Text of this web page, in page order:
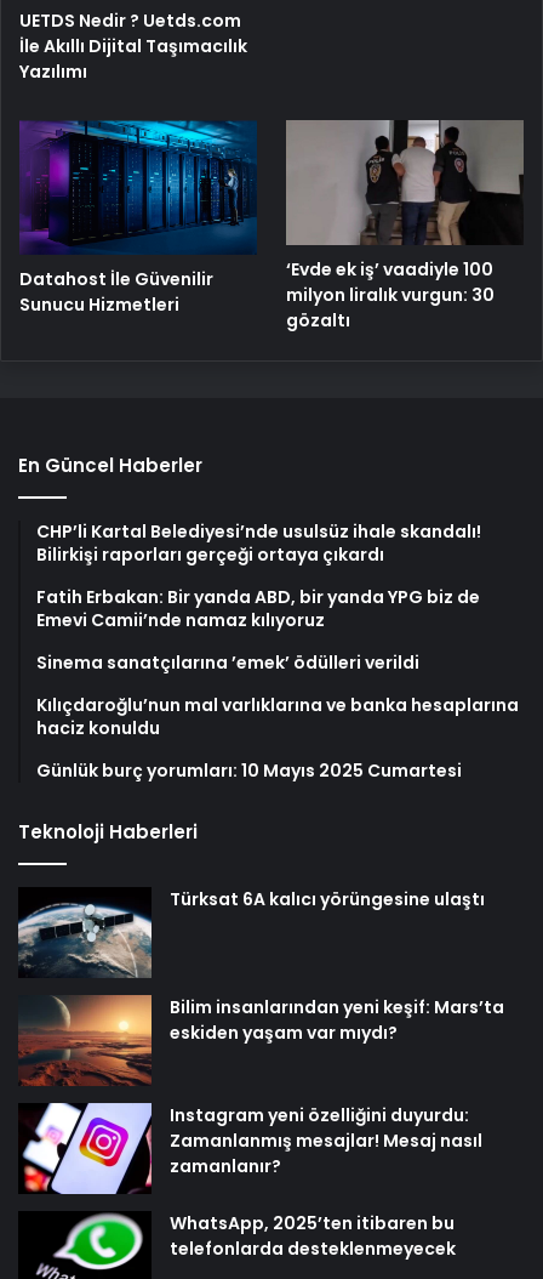
UETDS Nedir ? Uetds.com
İle Akıllı Dijital Taşımacılık
Yazılımı
Datahost İle Güvenilir
Sunucu Hizmetleri
‘Evde ek iş’ vaadiyle 100
milyon liralık vurgun: 30
gözaltı
En Güncel Haberler
CHP’li Kartal Belediyesi’nde usulsüz ihale skandalı!
Bilirkişi raporları gerçeği ortaya çıkardı
Fatih Erbakan: Bir yanda ABD, bir yanda YPG biz de
Emevi Camii’nde namaz kılıyoruz
Sinema sanatçılarına ’emek’ ödülleri verildi
Kılıçdaroğlu’nun mal varlıklarına ve banka hesaplarına
haciz konuldu
Günlük burç yorumları: 10 Mayıs 2025 Cumartesi
Teknoloji Haberleri
Türksat 6A kalıcı yörüngesine ulaştı
Bilim insanlarından yeni keşif: Mars’ta
eskiden yaşam var mıydı?
Instagram yeni özelliğini duyurdu:
Zamanlanmış mesajlar! Mesaj nasıl
zamanlanır?
WhatsApp, 2025’ten itibaren bu
telefonlarda desteklenmeyecek